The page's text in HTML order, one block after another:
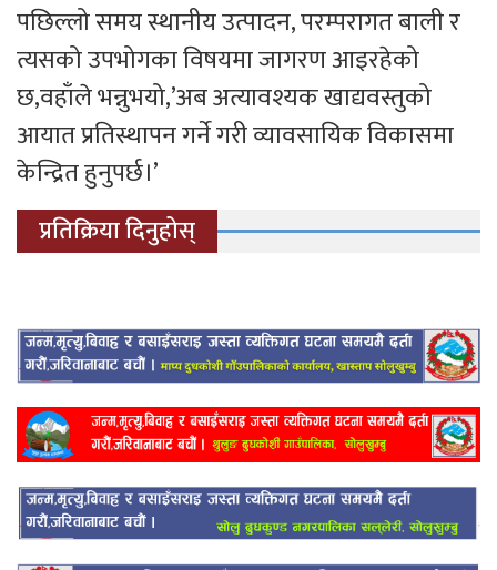
पछिल्लो समय स्थानीय उत्पादन, परम्परागत बाली र
त्यसको उपभोगका विषयमा जागरण आइरहेको
छ,वहाँले भन्नुभयो,’अब अत्यावश्यक खाद्यवस्तुको
आयात प्रतिस्थापन गर्ने गरी व्यावसायिक विकासमा
केन्द्रित हुनुपर्छ।’
प्रतिक्रिया दिनुहोस्